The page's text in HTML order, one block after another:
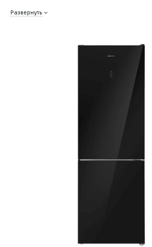
Развернуть